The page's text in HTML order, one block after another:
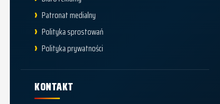
Patronat medialny
Polityka sprostowań
Polityka prywatności
KONTAKT